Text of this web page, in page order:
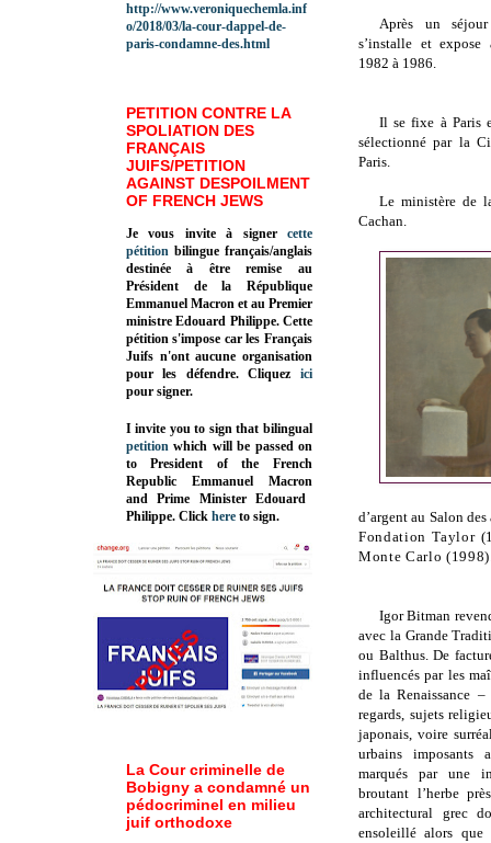
Après un
s’installe et expose
1982 à 1986.
Il se fixe à Paris
sélectionné par la
Paris.
Le ministère de
Cachan.
d’argent au Salon
Fondation Taylor
Monte Carlo (1998)
Igor Bitman
avec la Grande
ou Balthus. De
influencés par les
de la Renaissance
regards, sujets
japonais, voire
urbains imposants
marqués par une
broutant l’herbe
architectural grec
ensoleillé alors
http://www.veroniquechemla.inf
o/2018/03/la-cour-dappel-de-
paris-condamne-des.html
PETITION CONTRE LA
SPOLIATION DES
FRANÇAIS
JUIFS/PETITION
AGAINST DESPOILMENT
OF FRENCH JEWS
Je vous invite à signer cette
pétition bilingue français/anglais
destinée à être remise au
Président de la République
Emmanuel Macron et au Premier
ministre Edouard Philippe. Cette
pétition s'impose car les Français
Juifs n'ont aucune organisation
pour les défendre. Cliquez
ici
pour signer.
I invite you to sign that bilingual
petition which will be passed on
to President of the French
Republic Emmanuel Macron
and Prime MinisterEdouard
Philippe. Click here to sign.
La Cour criminelle de
Bobigny a condamné un
pédocriminel en milieu
juif orthodoxe